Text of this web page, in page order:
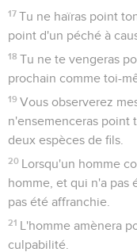
17 Tu ne haïras point
point d'un péché à
18 Tu ne te vengeras
prochain comme toi-
19 Vous observerez
n'ensemenceras point
deux espèces de fils.
20 Lorsqu'un homme
homme, et qui n'a pas
pas été affranchie.
21 L'homme amènera
culpabilité.